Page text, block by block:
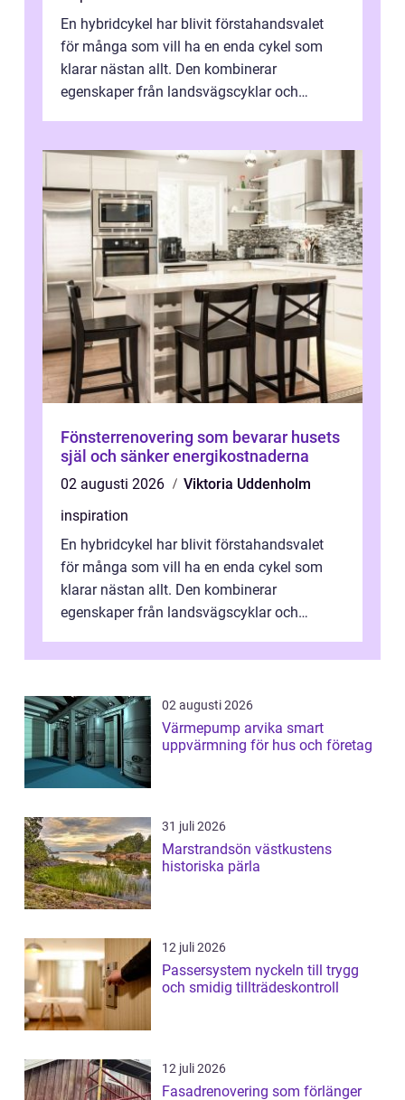
En hybridcykel har blivit förstahandsvalet
för många som vill ha en enda cykel som
klarar nästan allt. Den kombinerar
egenskaper från landsvägscyklar och
Fönsterrenovering som bevarar husets
själ och sänker energikostnaderna
02 augusti 2026
Viktoria Uddenholm
inspiration
En hybridcykel har blivit förstahandsvalet
för många som vill ha en enda cykel som
klarar nästan allt. Den kombinerar
egenskaper från landsvägscyklar och
02 augusti 2026
Värmepump arvika smart
uppvärmning för hus och företag
31 juli 2026
Marstrandsön västkustens
historiska pärla
12 juli 2026
Passersystem nyckeln till trygg
och smidig tillträdeskontroll
12 juli 2026
Fasadrenovering som förlänger